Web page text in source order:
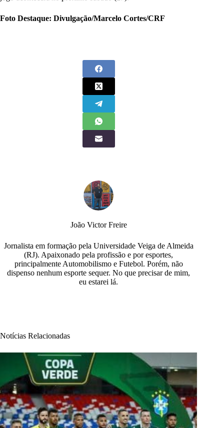
Foto Destaque: Divulgação/Marcelo Cortes/CRF
João Victor Freire
Jornalista em formação pela Universidade Veiga de Almeida
(RJ). Apaixonado pela profissão e por esportes,
principalmente Automobilismo e Futebol. Porém, não
dispenso nenhum esporte sequer. No que precisar de mim,
eu estarei lá.
Notícias Relacionadas